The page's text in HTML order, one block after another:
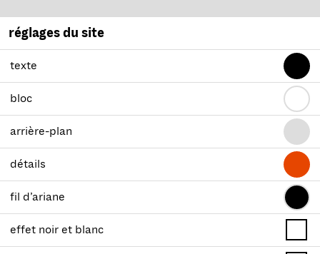
réglages du site
texte
bloc
arrière-plan
détails
fil d’ariane
effet noir et blanc